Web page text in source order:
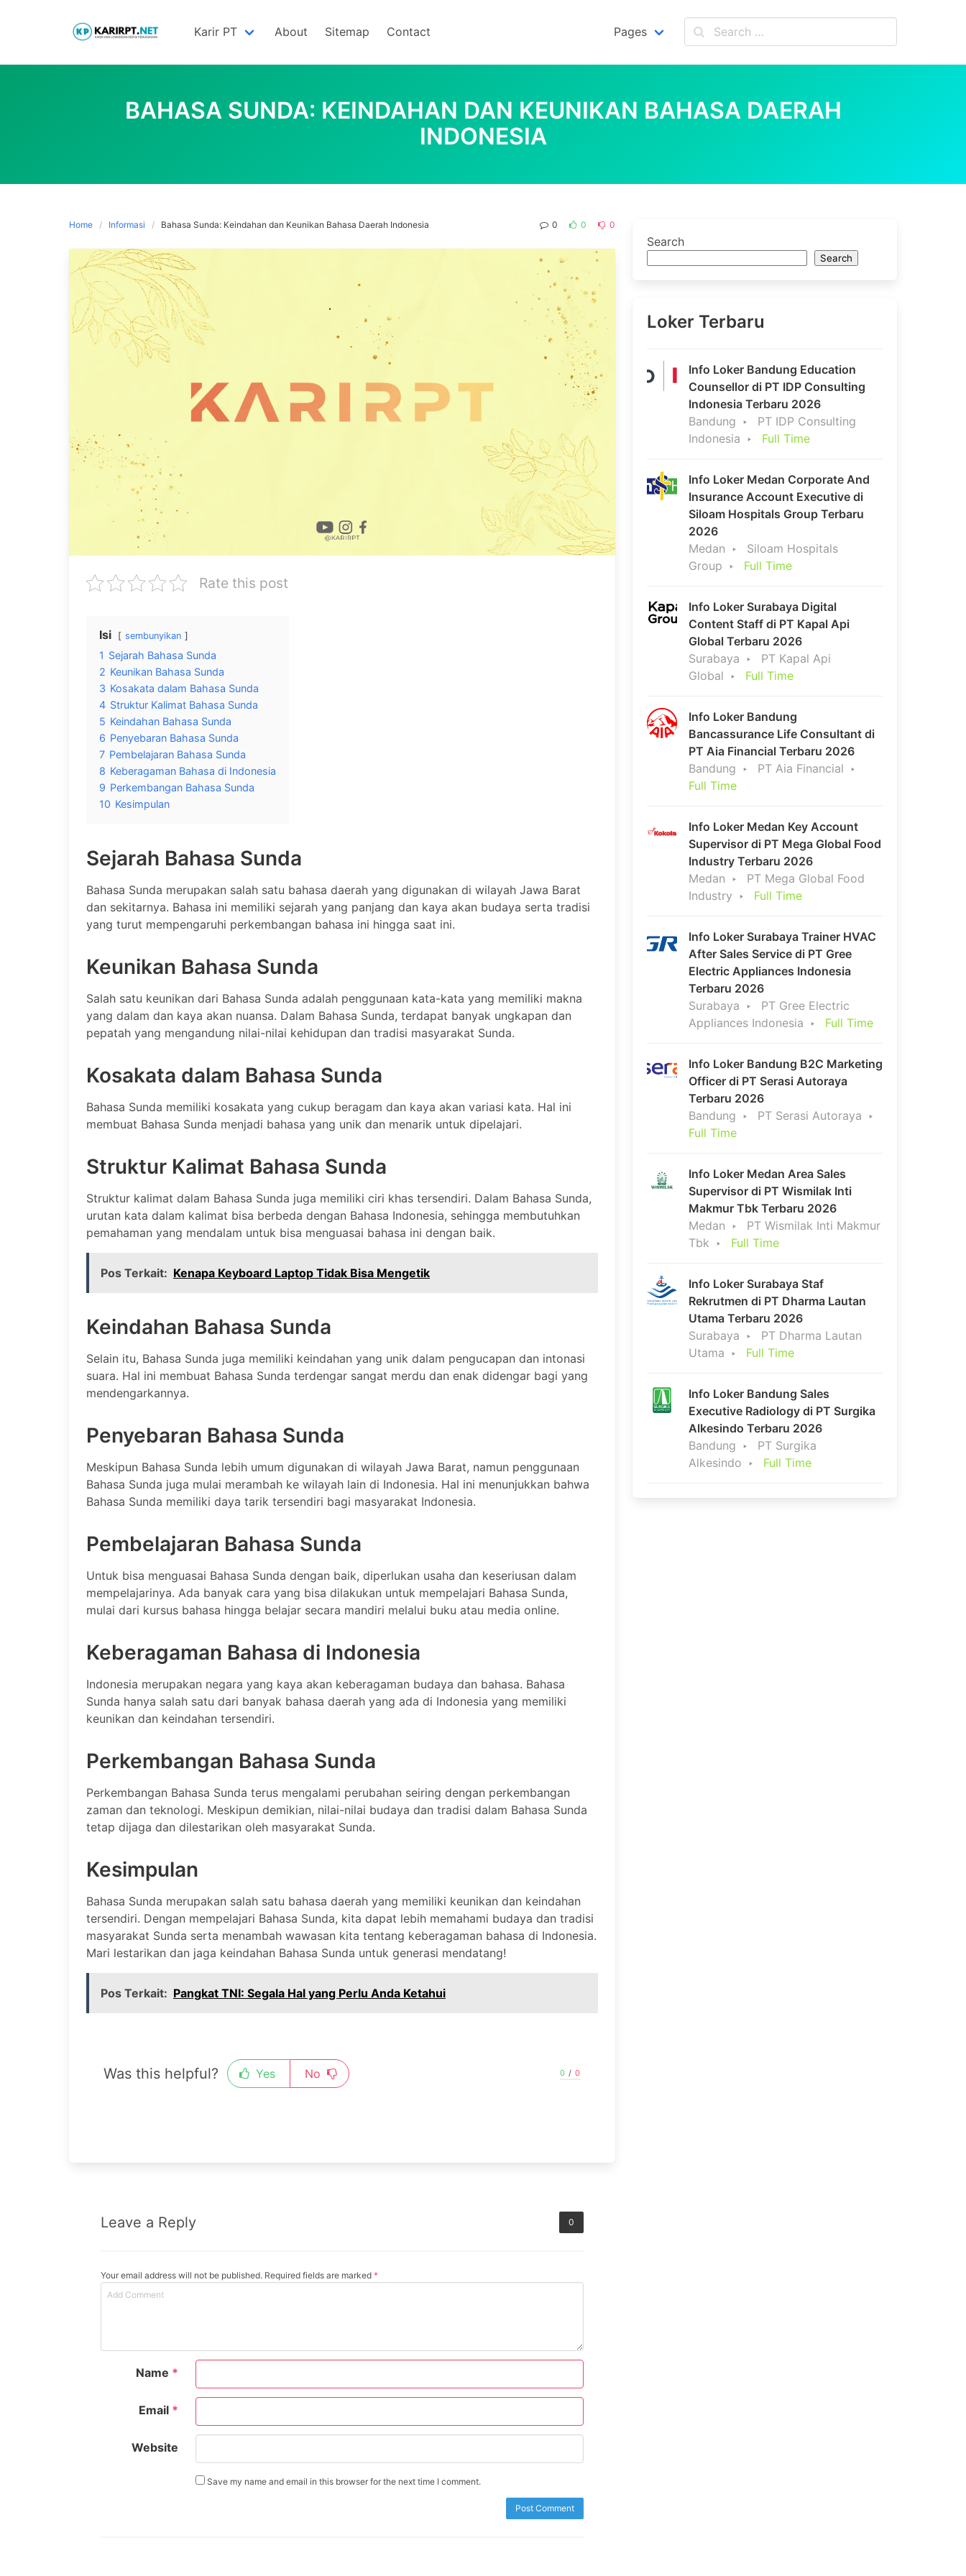
Karir PT About Sitemap Contact Pages
BAHASA SUNDA: KEINDAHAN DAN KEUNIKAN BAHASA DAERAH
INDONESIA
Home Informasi Bahasa Sunda: Keindahan dan Keunikan Bahasa Daerah Indonesia 0 0 0
Rate this post
Isi sembunyikan
1 Sejarah Bahasa Sunda
2 Keunikan Bahasa Sunda
3 Kosakata dalam Bahasa Sunda
4 Struktur Kalimat Bahasa Sunda
5 Keindahan Bahasa Sunda
6 Penyebaran Bahasa Sunda
7 Pembelajaran Bahasa Sunda
8 Keberagaman Bahasa di Indonesia
9 Perkembangan Bahasa Sunda
10 Kesimpulan
Sejarah Bahasa Sunda
Bahasa Sunda merupakan salah satu bahasa daerah yang digunakan di wilayah Jawa Barat
dan sekitarnya. Bahasa ini memiliki sejarah yang panjang dan kaya akan budaya serta tradisi
yang turut mempengaruhi perkembangan bahasa ini hingga saat ini.
Keunikan Bahasa Sunda
Salah satu keunikan dari Bahasa Sunda adalah penggunaan kata-kata yang memiliki makna
yang dalam dan kaya akan nuansa. Dalam Bahasa Sunda, terdapat banyak ungkapan dan
pepatah yang mengandung nilai-nilai kehidupan dan tradisi masyarakat Sunda.
Kosakata dalam Bahasa Sunda
Bahasa Sunda memiliki kosakata yang cukup beragam dan kaya akan variasi kata. Hal ini
membuat Bahasa Sunda menjadi bahasa yang unik dan menarik untuk dipelajari.
Struktur Kalimat Bahasa Sunda
Struktur kalimat dalam Bahasa Sunda juga memiliki ciri khas tersendiri. Dalam Bahasa Sunda,
urutan kata dalam kalimat bisa berbeda dengan Bahasa Indonesia, sehingga membutuhkan
pemahaman yang mendalam untuk bisa menguasai bahasa ini dengan baik.
Pos Terkait: Kenapa Keyboard Laptop Tidak Bisa Mengetik
Keindahan Bahasa Sunda
Selain itu, Bahasa Sunda juga memiliki keindahan yang unik dalam pengucapan dan intonasi
suara. Hal ini membuat Bahasa Sunda terdengar sangat merdu dan enak didengar bagi yang
mendengarkannya.
Penyebaran Bahasa Sunda
Meskipun Bahasa Sunda lebih umum digunakan di wilayah Jawa Barat, namun penggunaan
Bahasa Sunda juga mulai merambah ke wilayah lain di Indonesia. Hal ini menunjukkan bahwa
Bahasa Sunda memiliki daya tarik tersendiri bagi masyarakat Indonesia.
Pembelajaran Bahasa Sunda
Untuk bisa menguasai Bahasa Sunda dengan baik, diperlukan usaha dan keseriusan dalam
mempelajarinya. Ada banyak cara yang bisa dilakukan untuk mempelajari Bahasa Sunda,
mulai dari kursus bahasa hingga belajar secara mandiri melalui buku atau media online.
Keberagaman Bahasa di Indonesia
Indonesia merupakan negara yang kaya akan keberagaman budaya dan bahasa. Bahasa
Sunda hanya salah satu dari banyak bahasa daerah yang ada di Indonesia yang memiliki
keunikan dan keindahan tersendiri.
Perkembangan Bahasa Sunda
Perkembangan Bahasa Sunda terus mengalami perubahan seiring dengan perkembangan
zaman dan teknologi. Meskipun demikian, nilai-nilai budaya dan tradisi dalam Bahasa Sunda
tetap dijaga dan dilestarikan oleh masyarakat Sunda.
Kesimpulan
Bahasa Sunda merupakan salah satu bahasa daerah yang memiliki keunikan dan keindahan
tersendiri. Dengan mempelajari Bahasa Sunda, kita dapat lebih memahami budaya dan tradisi
masyarakat Sunda serta menambah wawasan kita tentang keberagaman bahasa di Indonesia.
Mari lestarikan dan jaga keindahan Bahasa Sunda untuk generasi mendatang!
Pos Terkait: Pangkat TNI: Segala Hal yang Perlu Anda Ketahui
Was this helpful? Yes No 0 / 0
Leave a Reply 0
Your email address will not be published. Required fields are marked *
Name *
Email *
Website
Save my name and email in this browser for the next time I comment.
Search
Search
Loker Terbaru
Info Loker Bandung Education
Counsellor di PT IDP Consulting
Indonesia Terbaru 2026
Bandung
PT IDP Consulting
Indonesia
Full Time
Info Loker Medan Corporate And
Insurance Account Executive di
Siloam Hospitals Group Terbaru
2026
Medan
Siloam Hospitals
Group
Full Time
Info Loker Surabaya Digital
Content Staff di PT Kapal Api
Global Terbaru 2026
Surabaya
PT Kapal Api
Global
Full Time
Info Loker Bandung
Bancassurance Life Consultant di
PT Aia Financial Terbaru 2026
Bandung
PT Aia Financial
Full Time
Info Loker Medan Key Account
Supervisor di PT Mega Global Food
Industry Terbaru 2026
Medan
PT Mega Global Food
Industry
Full Time
Info Loker Surabaya Trainer HVAC
After Sales Service di PT Gree
Electric Appliances Indonesia
Terbaru 2026
Surabaya
PT Gree Electric
Appliances Indonesia
Full Time
Info Loker Bandung B2C Marketing
Officer di PT Serasi Autoraya
Terbaru 2026
Bandung
PT Serasi Autoraya
Full Time
Info Loker Medan Area Sales
Supervisor di PT Wismilak Inti
Makmur Tbk Terbaru 2026
Medan
PT Wismilak Inti Makmur
Tbk
Full Time
Info Loker Surabaya Staf
Rekrutmen di PT Dharma Lautan
Utama Terbaru 2026
Surabaya
PT Dharma Lautan
Utama
Full Time
Info Loker Bandung Sales
Executive Radiology di PT Surgika
Alkesindo Terbaru 2026
Bandung
PT Surgika
Alkesindo
Full Time